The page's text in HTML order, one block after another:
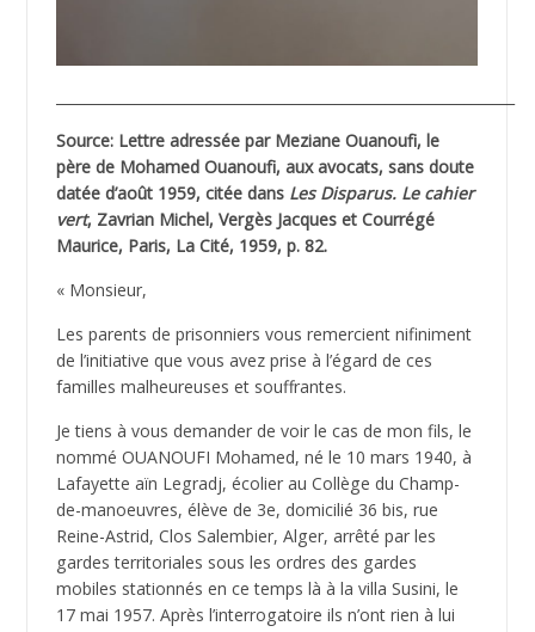
Source: Lettre adressée par Meziane Ouanoufi, le
père de Mohamed Ouanoufi, aux avocats, sans doute
datée d’août 1959, citée dans Les Disparus. Le cahier
vert, Zavrian Michel, Vergès Jacques et Courrégé
Maurice, Paris, La Cité, 1959, p. 82.
« Monsieur,
Les parents de prisonniers vous remercient nifiniment
de l’initiative que vous avez prise à l’égard de ces
familles malheureuses et souffrantes.
Je tiens à vous demander de voir le cas de mon fils, le
nommé OUANOUFI Mohamed, né le 10 mars 1940, à
Lafayette aïn Legradj, écolier au Collège du Champ-
de-manoeuvres, élève de 3e, domicilié 36 bis, rue
Reine-Astrid, Clos Salembier, Alger, arrêté par les
gardes territoriales sous les ordres des gardes
mobiles stationnés en ce temps là à la villa Susini, le
17 mai 1957. Après l’interrogatoire ils n’ont rien à lui